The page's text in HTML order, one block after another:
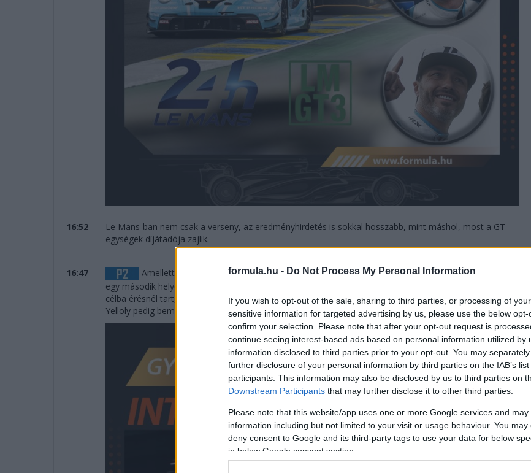
formula.hu - Do Not Process My Personal Information
If you wish to opt-out of the sale, sharing to third parties, or processing of
sensitive information for targeted advertising by us, please use the below
confirm your selection. Please note that after your opt-out request is
continue seeing interest-based ads based on personal information utilized by
information disclosed to third parties prior to your opt-out. You may
further disclosure of your personal information by third parties on the IAB’s
participants. This information may also be disclosed by us to third parties on
Downstream Participants that may further disclose it to other third parties.
Please note that this website/app uses one or more Google services and
information including but not limited to your visit or usage behaviour. You
deny consent to Google and its third-party tags to use your data for below
in below Google consent section.
16:52
Le Mans-ban nem csak a verseny, az eredményhirdetés is sokkal hosszabb, mint máshol, most a GT-
egységek díjátadója zajlik.
16:47
Amellett sem lehet elmenni szó nélkül, és nem is érdemes, hogy három év alatt két első és
egy második helyet szerzett az Inter Europol csapata. A csapatot gründoló Smiechowski hétből hét
célba érésnél tart, Dillmann eddig csak Kolles úrral járt Le Mans-ban, nyilván nem is értek célba soha,
Yelloly pedig bemutatkozó versenyét nyerte meg a legendás futamon.